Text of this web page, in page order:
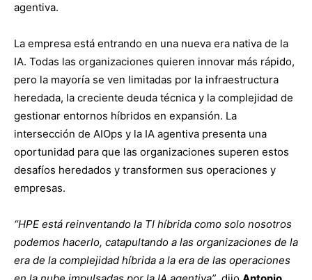
agentiva.
La empresa está entrando en una nueva era nativa de la
IA. Todas las organizaciones quieren innovar más rápido,
pero la mayoría se ven limitadas por la infraestructura
heredada, la creciente deuda técnica y la complejidad de
gestionar entornos híbridos en expansión. La
intersección de AIOps y la IA agentiva presenta una
oportunidad para que las organizaciones superen estos
desafíos heredados y transformen sus operaciones y
empresas.
“HPE está reinventando la TI híbrida como solo nosotros
podemos hacerlo, catapultando a las organizaciones de la
era de la complejidad híbrida a la era de las operaciones